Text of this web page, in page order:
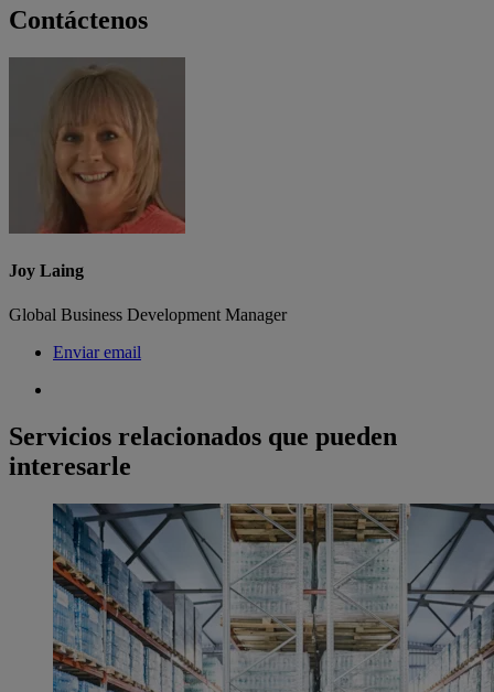
Contáctenos
Joy Laing
Global Business Development Manager
Enviar email
Servicios relacionados que pueden
interesarle